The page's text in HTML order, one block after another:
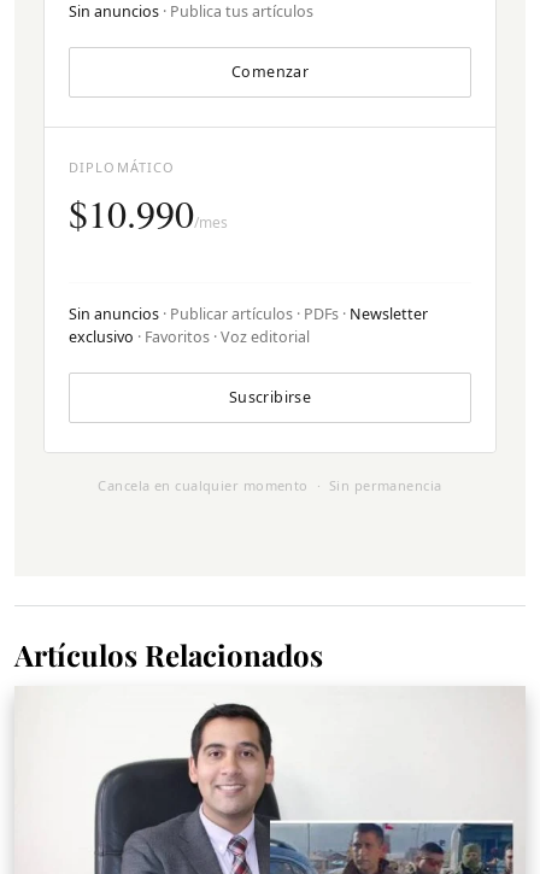
Sin anuncios · Publica tus artículos
Comenzar
DIPLOMÁTICO
$10.990/mes
Sin anuncios · Publicar artículos · PDFs · Newsletter
exclusivo · Favoritos · Voz editorial
Suscribirse
Cancela en cualquier momento · Sin permanencia
Artículos Relacionados